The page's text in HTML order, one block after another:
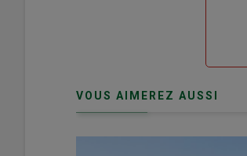
VOUS AIMEREZ AUSSI